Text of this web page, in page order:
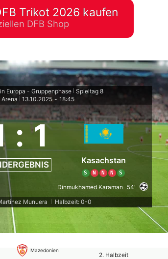
Spielplan Excel – kostenlos
& automatisch ausfüllen
Trikot 2026 kaufen
DFB Shop
Europa - Gruppenphase
Spieltag 8
13.10.2025 - 18:45
: 1
Kasachstan
S N N N S
Dinmukhamed Karaman
54'
Munuera
Halbzeit: 0-0
Mazedonien
2. Halbzeit